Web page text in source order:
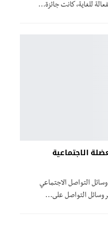
للغاية، كانت جائزة…
الاجتماعية
التواصل الاجتماعي
وسائل التواصل على…